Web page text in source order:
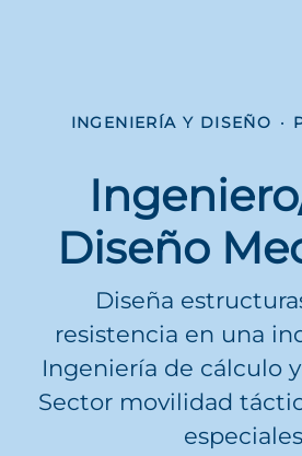
INGENIERÍA Y DISEÑO ·
Diseño
Diseña
resistencia en una
Ingeniería de cálculo
Sector movilidad